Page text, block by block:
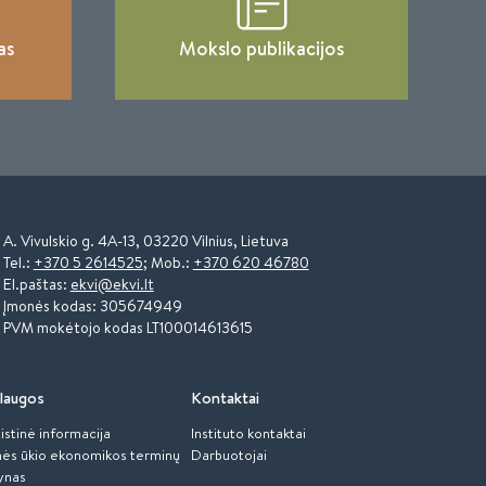
Mokslo publikacijos
A. Vivulskio g. 4A-13, 03220 Vilnius, Lietuva
Tel.: +370 5 2614525; Mob.: +370 620 46780
El.paštas: ekvi@ekvi.lt
Įmonės kodas: 305674949
PVM mokėtojo kodas LT100014613615
informacija
ūkio ekonomikos terminų
Kontaktai
Instituto kontaktai
Darbuotojai